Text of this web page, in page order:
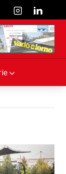
InstagramLinkedin